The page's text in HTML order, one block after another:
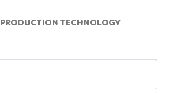
PRODUCTION TECHNOLOGY